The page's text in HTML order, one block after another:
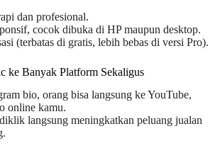
dan profesional.
cocok dibuka di HP maupun desktop.
(terbatas di gratis, lebih bebas di versi Pro).
ke Banyak Platform Sekaligus
bio, orang bisa langsung ke YouTube,
online kamu.
langsung meningkatkan peluang jualan